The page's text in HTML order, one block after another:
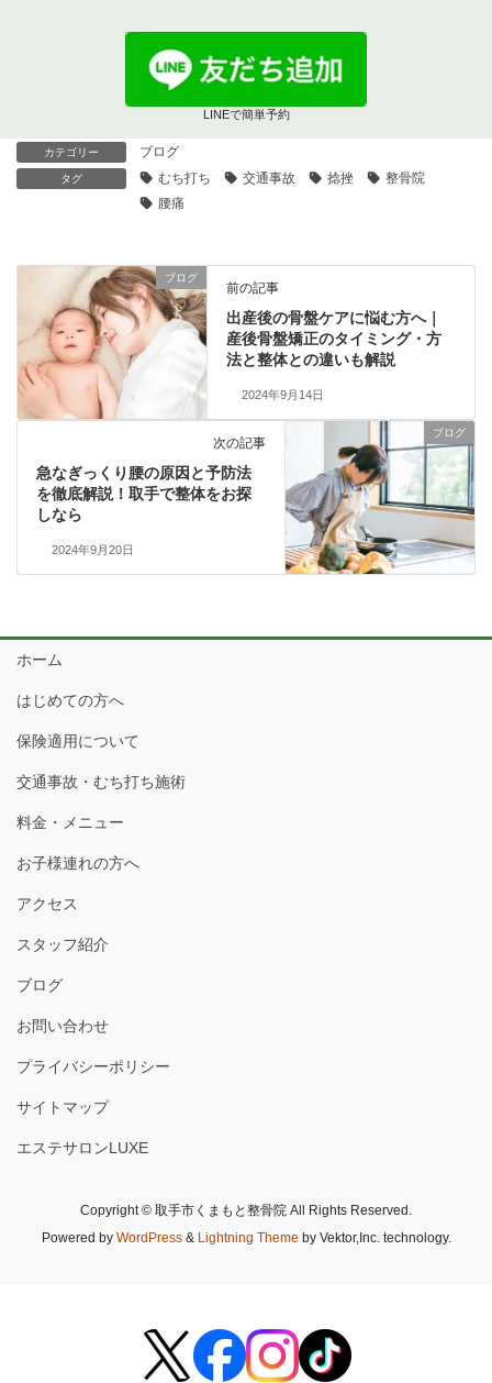
LINEで簡単予約
カテゴリー ブログ
タグ むち打ち 交通事故 捻挫
整骨院
腰痛
ブログ
前の記事
出産後の骨盤ケアに悩む方へ｜
産後骨盤矯正のタイミング・方
法と整体との違いも解説
2024年9月14日
ブログ
次の記事
急なぎっくり腰の原因と予防法
を徹底解説！取手で整体をお探
しなら
2024年9月20日
ホーム
はじめての方へ
保険適用について
交通事故・むち打ち施術
料金・メニュー
お子様連れの方へ
アクセス
スタッフ紹介
ブログ
お問い合わせ
プライバシーポリシー
サイトマップ
エステサロンLUXE
Copyright © 取手市くまもと整骨院 All Rights Reserved.
Powered by WordPress& Lightning Theme by Vektor,Inc. technology.